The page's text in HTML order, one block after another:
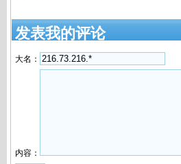
发表我的评论
大名：
内容：